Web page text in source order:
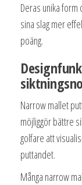
Deras unika
sina slag mer
poäng.
Narrow mallet
möjliggör bättre
golfare att
puttandet.
Många narrow